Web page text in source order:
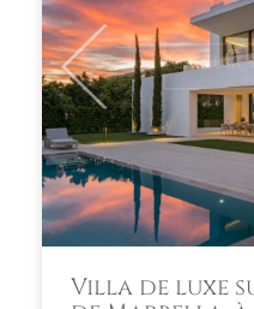
Previous
Villa de luxe